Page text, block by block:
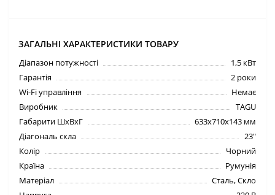
ЗАГАЛЬНІ ХАРАКТЕРИСТИКИ ТОВАРУ
Діапазон потужності
1,5 кВт
Гарантія
2 роки
Wi-Fi управління
Немає
Виробник
TAGU
Габарити ШхВхГ
633х710х143 мм
Діагональ скла
23"
Колір
Чорний
Країна
Румунія
Матеріал
Сталь, Скло